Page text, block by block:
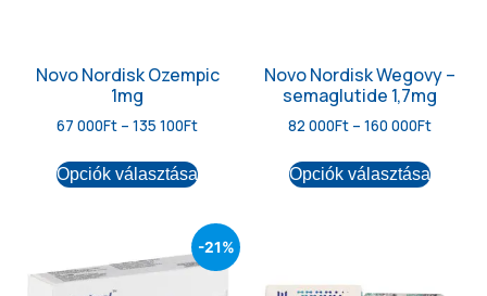
Novo Nordisk Ozempic
1mg
67 000Ft – 135 100Ft
Opciók választása
Novo Nordisk Wegovy –
semaglutide 1,7mg
82 000Ft – 160 000Ft
Opciók választása
-21%